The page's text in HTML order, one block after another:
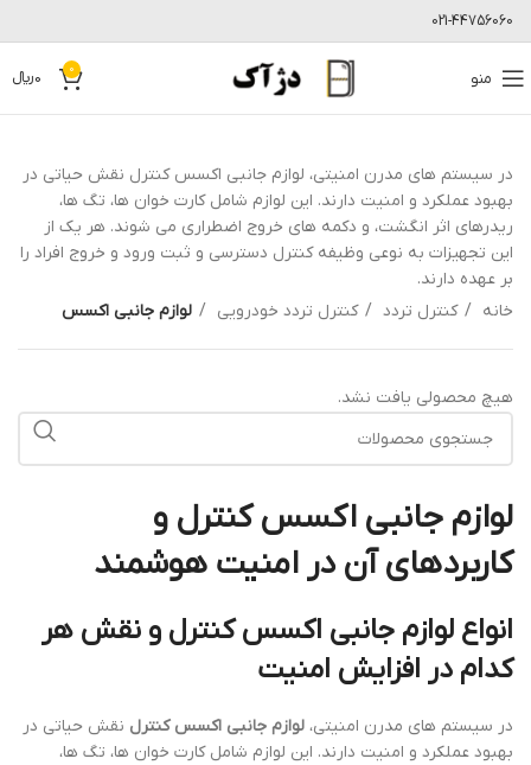
021-44756060
منو 0
0﷼
در سیستم های مدرن امنیتی، لوازم جانبی اکسس کنترل نقش حیاتی در
بهبود عملکرد و امنیت دارند. این لوازم شامل کارت خوان ها، تگ ها،
ریدرهای اثر انگشت، و دکمه های خروج اضطراری می شوند. هر یک از
این تجهیزات به نوعی وظیفه کنترل دسترسی و ثبت ورود و خروج افراد را
بر عهده دارند.
خانه
کنترل تردد کنترل تردد خودرویی لوازم جانبی اکسس
هیچ محصولی یافت نشد.
لوازم جانبی اکسس کنترل و
کاربردهای آن در امنیت هوشمند
انواع لوازم جانبی اکسس کنترل و نقش هر
کدام در افزایش امنیت
در سیستم های مدرن امنیتی، لوازم جانبی اکسس کنترل نقش حیاتی در
بهبود عملکرد و امنیت دارند. این لوازم شامل کارت خوان ها، تگ ها،